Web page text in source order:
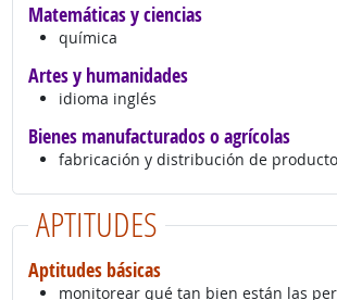
Matemáticas y ciencias
química
Artes y humanidades
idioma inglés
Bienes manufacturados o agrícolas
fabricación y distribución de
APTITUDES
Aptitudes básicas
monitorear qué tan bien están las